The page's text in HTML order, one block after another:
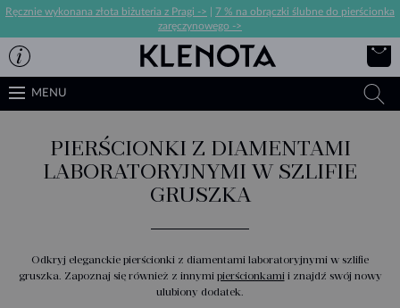
Ręcznie wykonana złota biżuteria z Pragi ->
7 % na obrączki ślubne do pierścionka
zaręczynowego ->
MENU
PIERŚCIONKI Z DIAMENTAMI
LABORATORYJNYMI W SZLIFIE
GRUSZKA
Odkryj eleganckie pierścionki z diamentami laboratoryjnymi w szlifie
gruszka. Zapoznaj się również z innymi pierścionkamii znajdź swój nowy
ulubiony dodatek.